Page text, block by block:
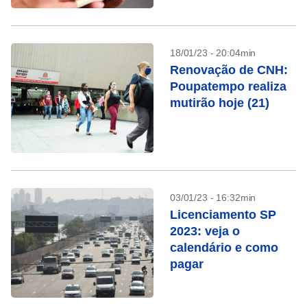
18/01/23 - 20:04min
Renovação de CNH:
Poupatempo realiza
mutirão hoje (21)
03/01/23 - 16:32min
Licenciamento SP
2023: veja o
calendário e como
pagar